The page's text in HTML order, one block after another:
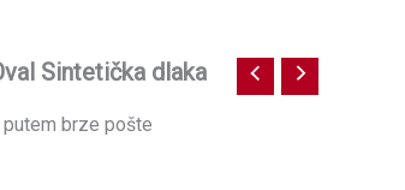
Sintetička dlaka
brze pošte